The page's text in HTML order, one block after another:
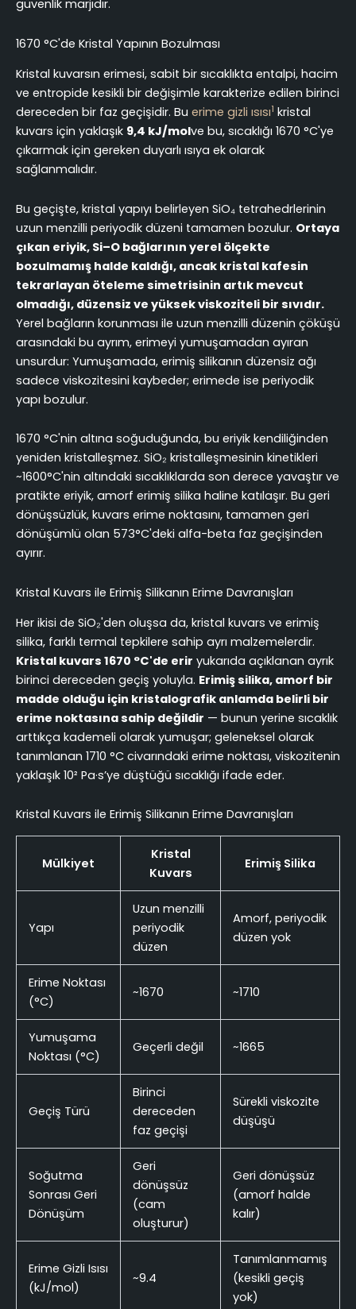
güvenlik marjıdır.
1670 °C'de Kristal Yapının Bozulması
Kristal kuvarsın erimesi, sabit bir sıcaklıkta entalpi, hacim
ve entropide kesikli bir değişimle karakterize edilen birinci
dereceden bir faz geçişidir. Bu erime gizli ısısı1 kristal
kuvars için yaklaşık 9,4 kJ/molve bu, sıcaklığı 1670 °C'ye
çıkarmak için gereken duyarlı ısıya ek olarak
sağlanmalıdır.
Bu geçişte, kristal yapıyı belirleyen SiO₄ tetrahedrlerinin
uzun menzilli periyodik düzeni tamamen bozulur. Ortaya
çıkan eriyik, Si–O bağlarının yerel ölçekte
bozulmamış halde kaldığı, ancak kristal kafesin
tekrarlayan öteleme simetrisinin artık mevcut
olmadığı, düzensiz ve yüksek viskoziteli bir sıvıdır.
Yerel bağların korunması ile uzun menzilli düzenin çöküşü
arasındaki bu ayrım, erimeyi yumuşamadan ayıran
unsurdur: Yumuşamada, erimiş silikanın düzensiz ağı
sadece viskozitesini kaybeder; erimede ise periyodik
yapı bozulur.
1670 °C'nin altına soğuduğunda, bu eriyik kendiliğinden
yeniden kristalleşmez. SiO₂ kristalleşmesinin kinetikleri
~1600°C'nin altındaki sıcaklıklarda son derece yavaştır ve
pratikte eriyik, amorf erimiş silika haline katılaşır. Bu geri
dönüşsüzlük, kuvars erime noktasını, tamamen geri
dönüşümlü olan 573°C'deki alfa-beta faz geçişinden
ayırır.
Kristal Kuvars ile Erimiş Silikanın Erime Davranışları
Her ikisi de SiO₂'den oluşsa da, kristal kuvars ve erimiş
silika, farklı termal tepkilere sahip ayrı malzemelerdir.
Kristal kuvars 1670 °C'de erir yukarıda açıklanan ayrık
birinci dereceden geçiş yoluyla. Erimiş silika, amorf bir
madde olduğu için kristalografik anlamda belirli bir
erime noktasına sahip değildir — bunun yerine sıcaklık
arttıkça kademeli olarak yumuşar; geleneksel olarak
tanımlanan 1710 °C civarındaki erime noktası, viskozitenin
yaklaşık 10² Pa·s’ye düştüğü sıcaklığı ifade eder.
Kristal Kuvars ile Erimiş Silikanın Erime Davranışları
Mülkiyet
Kristal
Kuvars
Erimiş Silika
Yapı
Uzun menzilli
periyodik
düzen
Amorf, periyodik
düzen yok
Erime Noktası
(°C)
~1670 ~1710
Yumuşama
Noktası (°C)
Geçerli değil ~1665
Geçiş Türü
Birinci
dereceden
faz geçişi
Sürekli viskozite
düşüşü
Soğutma
Sonrası Geri
Dönüşüm
Geri
dönüşsüz
(cam
oluşturur)
Geri dönüşsüz
(amorf halde
kalır)
Erime Gizli Isısı
(kJ/mol)
~9.4
Tanımlanmamış
(kesikli geçiş
yok)